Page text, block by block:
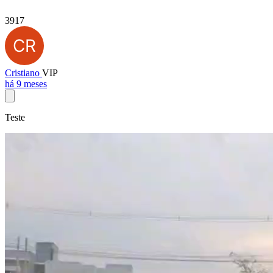
3917
Cristiano VIP
há 9 meses
Teste